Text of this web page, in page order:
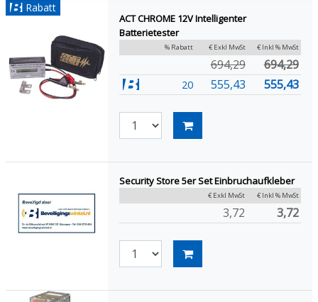
Rabatt
ACT CHROME 12V Intelligenter
Batterietester
% Rabatt € Exkl MwSt € Inkl % MwSt
694,29 694,29
20 555,43 555,43
Security Store 5er Set Einbruchaufkleber
€ Exkl MwSt € Inkl % MwSt
3,72 3,72